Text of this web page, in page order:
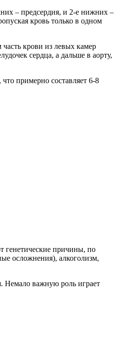
– предсердия, и 2-е нижних –
кровь только в одном
крови из левых камер
сердца, а дальше в аорту,
примерно составляет 6-8
генетические причины, по
осложнения), алкоголизм,
Немало важную роль играет